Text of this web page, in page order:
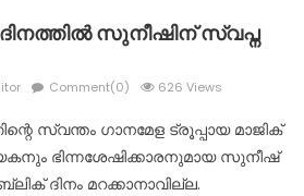
ദിനത്തിൽ സുനീഷിന് സ്വപ്ന
Comment(0) 626 Views
സ്വന്തം ഗാനമേള ട്രൂപ്പായ മാജിക്
ഭിന്നശേഷിക്കാരനുമായ സുനീഷ്
ദിനം മറക്കാനാവില്ല.